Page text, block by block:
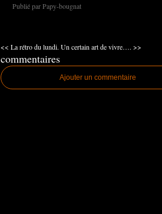
Publié par Papy-bougnat
<< La rétro du lundi. Un certain art de vivre…. >>
commentaires
Ajouter un commentaire